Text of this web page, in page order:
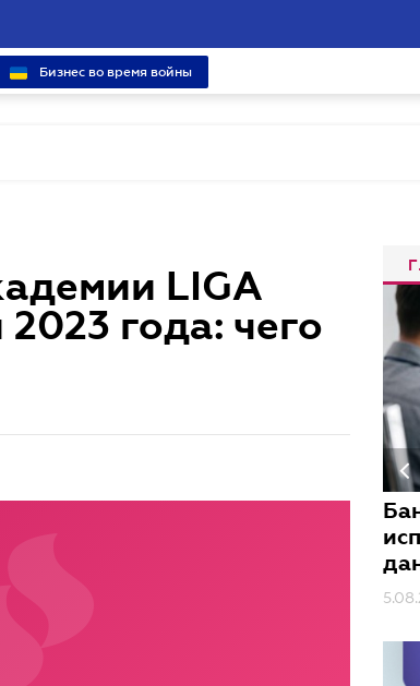
Бизнес во время войны
LIGA
года: чего